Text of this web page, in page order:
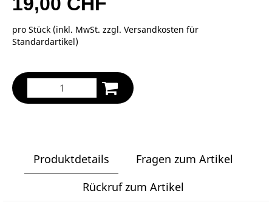
pro Stück (inkl. MwSt. zzgl. Versandkosten für
Standardartikel)
Produktdetails
Fragen zum Artikel
Rückruf zum Artikel